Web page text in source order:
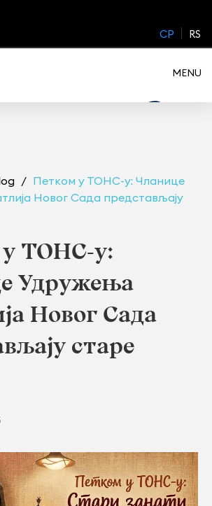
CP RS
MENU
Петком у ТОНС-у: Чланице
Новог Сада представљају
ТОНС-у:
Удружења
Новог Сада
старе